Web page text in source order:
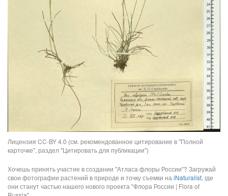
Лицензия CC-BY 4.0 (см. рекомендованное цитирование в "Полной
карточке", раздел "Цитировать для публикации")
Хочешь принять участие в создании "Атласа флоры России"? Загружай
свои фотографии растений в природе и точку съемки на iNaturalist, где
они станут частью нашего нового проекта "Флора России | Flora of